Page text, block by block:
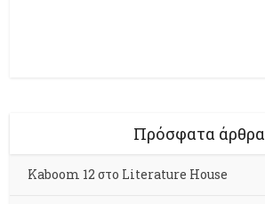
Πρόσφατα άρθρα
Kaboom 12 στο Literature House